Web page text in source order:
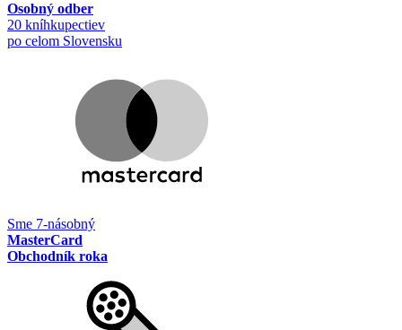
Osobný odber
20 kníhkupectiev
po celom Slovensku
Sme 7-násobný
MasterCard
Obchodník roka